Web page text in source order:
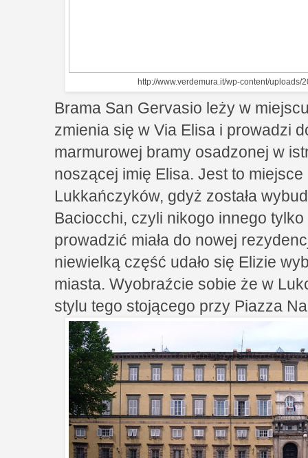
http://www.verdemura.it/wp-content/
Brama San Gervasio leży w
zmienia się w Via Elisa i prowadzi
marmurowej bramy osadzonej w
noszącej imię Elisa. Jest to
Lukkańczyków, gdyż została
Baciocchi, czyli nikogo innego
prowadzić miała do nowej
niewielką część udało się Elizie
miasta. Wyobraźcie sobie że w
stylu tego stojącego przy Piazza